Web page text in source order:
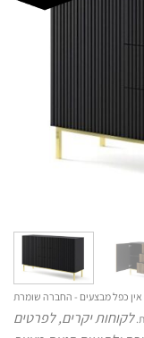
אין כפל מבצעים - החברה שומרת
לקוחות יקרים, לפרטים